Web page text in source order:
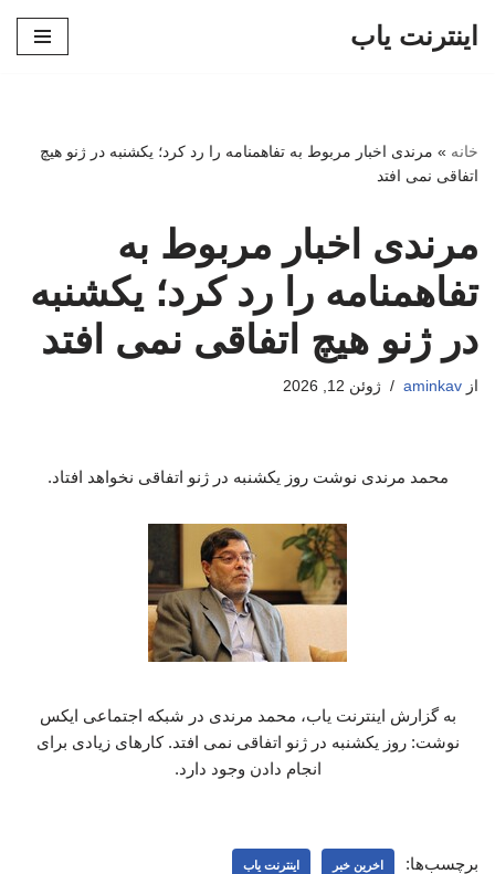
اینترنت یاب
خانه » مرندی اخبار مربوط به تفاهمنامه را رد کرد؛ یکشنبه در ژنو هیچ
اتفاقی نمی افتد
مرندی اخبار مربوط به
تفاهمنامه را رد کرد؛ یکشنبه
در ژنو هیچ اتفاقی نمی افتد
از aminkav ژوئن 12, 2026
محمد مرندی نوشت روز یکشنبه در ژنو اتفاقی نخواهد افتاد.
به گزارش اینترنت یاب، محمد مرندی در شبکه اجتماعی ایکس
نوشت: روز یکشنبه در ژنو اتفاقی نمی افتد. کارهای زیادی برای
انجام دادن وجود دارد.
برچسب‌ها: اخرین خبر اینترنت یاب